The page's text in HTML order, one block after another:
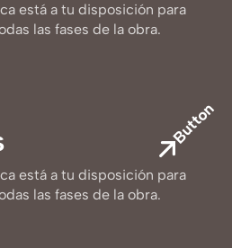
está a tu disposición para
las fases de la obra.
Button
está a tu disposición para
las fases de la obra.